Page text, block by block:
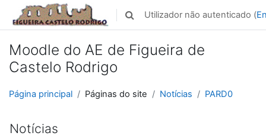
Ir para o conteúdo principal
Alternar a entrada da pesquisa
Utilizador não autenticado (
Moodle do AE de Figueira de
Castelo Rodrigo
Página principal Páginas do site Notícias PARD0
Notícias